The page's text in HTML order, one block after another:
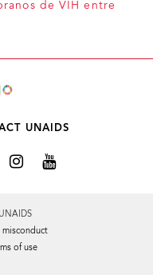
de VIH entre
UNAIDS
misconduct
of use